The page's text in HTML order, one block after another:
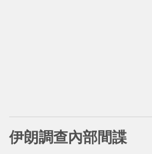
伊朗調查內部間諜